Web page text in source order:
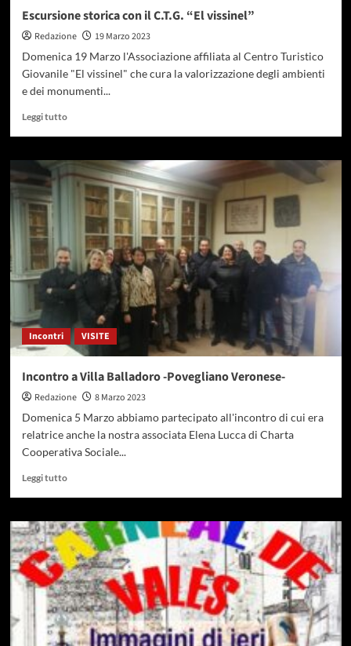
Escursione storica con il C.T.G. “El vissinel”
Redazione
19 Marzo 2023
Domenica 19 Marzo l'Associazione affiliata al Centro Turistico
Giovanile "El vissinel" che cura la valorizzazione degli ambienti
e dei monumenti...
Leggi tutto
Incontri VISITE
Incontro a Villa Balladoro -Povegliano Veronese-
Redazione
8 Marzo 2023
Domenica 5 Marzo abbiamo partecipato all'incontro di cui era
relatrice anche la nostra associata Elena Lucca di Charta
Cooperativa Sociale...
Leggi tutto